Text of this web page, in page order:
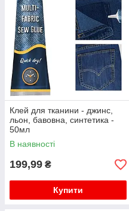
Клей для тканини - джинс,
льон, бавовна, синтетика -
50мл
В наявності
199,99 ₴
Купити